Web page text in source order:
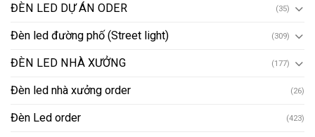
ĐÈN LED DỰ ÁN ODER (35)
Đèn led đường phố (Street light) (309)
ĐÈN LED NHÀ XƯỞNG (177)
Đèn led nhà xưởng order (26)
Đèn Led order (423)